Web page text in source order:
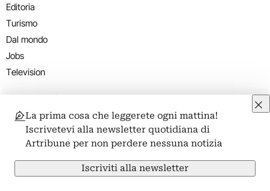
Editoria
Turismo
Dal mondo
Jobs
Television
Abbonamenti
Magazine
Newsletter
Podcast
Eventi e Mostre
La prima cosa che leggerete ogni mattina!
Iscrivetevi alla newsletter quotidiana di
Artribune per non perdere nessuna notizia
Iscriviti alla newsletter